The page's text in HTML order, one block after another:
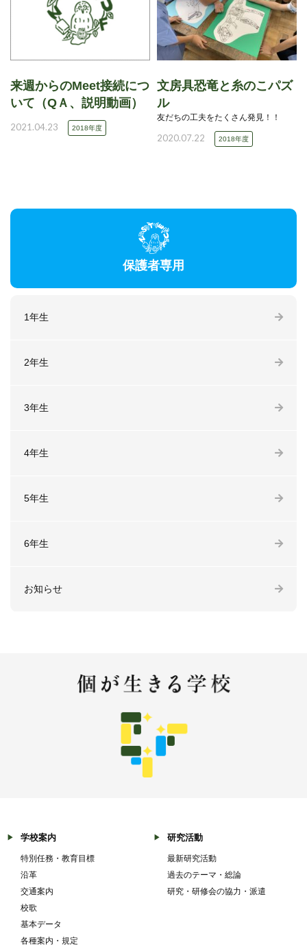
来週からのMeet接続につ
いて（QＡ、説明動画）
2021.04.23 2018年度
文房具恐竜と糸のこパズ
ル
友だちの工夫をたくさん発見！！
2020.07.22 2018年度
保護者専用
1年生
2年生
3年生
4年生
5年生
6年生
お知らせ
学校案内
特別任務・教育目標
沿革
交通案内
校歌
基本データ
各種案内・規定
研究活動
最新研究活動
過去のテーマ・総論
研究・研修会の協力・派遣